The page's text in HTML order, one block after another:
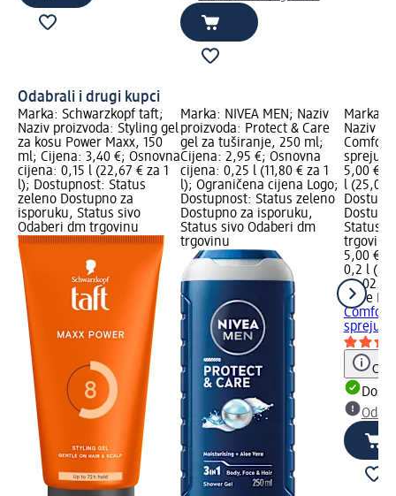
Odabrali i drugi kupci
Marka: Schwarzkopf taft;
Naziv proizvoda: Styling gel
za kosu Power Maxx, 150
ml; Cijena: 3,40 €; Osnovna
cijena: 0,15 l (22,67 € za 1
l); Dostupnost: Status
zeleno Dostupno za
isporuku, Status sivo
Odaberi dm trgovinu
Marka: NIVEA MEN; Naziv
proizvoda: Protect & Care
gel za tuširanje, 250 ml;
Cijena: 2,95 €; Osnovna
cijena: 0,25 l (11,80 € za 1
l); Ograničena cijena Logo;
Dostupnost: Status zeleno
Dostupno za isporuku,
Status sivo Odaberi dm
trgovinu
Marka:
Naziv
Comfort
spreju,
5,00 €;
l (25,00
Status
trgovinu
5,00 €
0,2 l
na
Dove
Comfort
spreju,